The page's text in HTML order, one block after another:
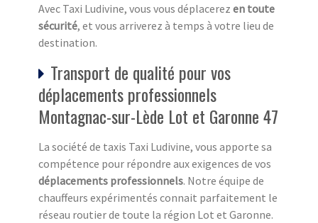
Avec Taxi Ludivine, vous vous déplacerez en toute
sécurité, et vous arriverez à temps à votre lieu de
destination.
Transport de qualité pour vos
déplacements professionnels
Montagnac-sur-Lède Lot et Garonne 47
La société de taxis Taxi Ludivine, vous apporte sa
compétence pour répondre aux exigences de vos
déplacements professionnels. Notre équipe de
chauffeurs expérimentés connait parfaitement le
réseau routier de toute la région Lot et Garonne.